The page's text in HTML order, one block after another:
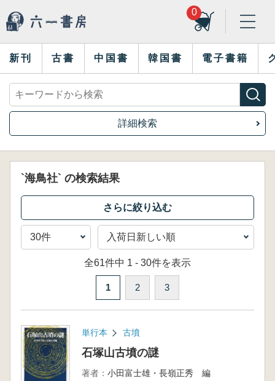
0
新刊 古書 中国書 韓国書 電子書籍
詳細検索
`海鳥社` の検索結果
全61件中 1 - 30件を表示
1 2 3
単行本 古墳
石塚山古墳の謎
著者： 小田富士雄・長嶺正秀 編